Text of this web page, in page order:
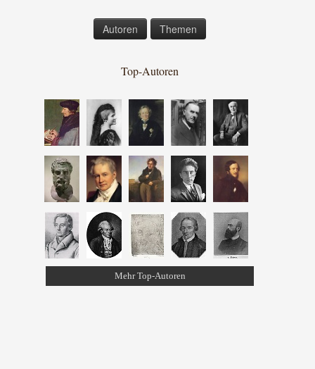
Autoren Themen
Top-Autoren
Mehr Top-Autoren